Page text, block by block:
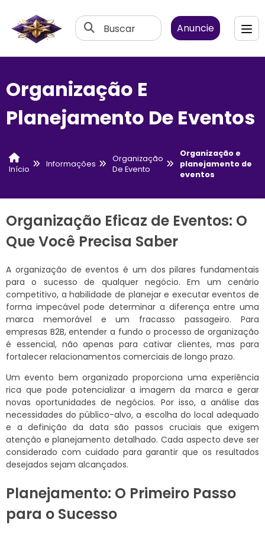
Buscar Anuncie
Organização E
Planejamento De Eventos
Início
Informações
Organização
De Evento
Organização e
planejamento de
eventos
Organização Eficaz de Eventos: O
Que Você Precisa Saber
A organização de eventos é um dos pilares fundamentais
para o sucesso de qualquer negócio. Em um cenário
competitivo, a habilidade de planejar e executar eventos de
forma impecável pode determinar a diferença entre uma
marca memorável e um fracasso passageiro. Para
empresas B2B, entender a fundo o processo de organização
é essencial, não apenas para cativar clientes, mas para
fortalecer relacionamentos comerciais de longo prazo.
Um evento bem organizado proporciona uma experiência
rica que pode potencializar a imagem da marca e gerar
novas oportunidades de negócios. Por isso, a análise das
necessidades do público-alvo, a escolha do local adequado
e a definição da data são passos cruciais que exigem
atenção e planejamento detalhado. Cada aspecto deve ser
considerado com cuidado para garantir que os resultados
desejados sejam alcançados.
Planejamento: O Primeiro Passo
para o Sucesso